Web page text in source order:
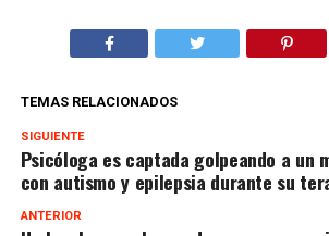
TEMAS RELACIONADOS
SIGUIENTE
Psicóloga es captada golpeando a un
con autismo y epilepsia durante su
ANTERIOR